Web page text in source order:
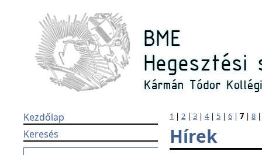
Kezdőlap
Keresés
1 | 2 | 3 | 4| 5 | 6 | 7 | 8
Hírek